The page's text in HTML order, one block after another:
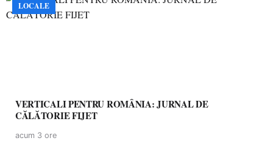
LOCALE
VERTICALI PENTRU ROMÂNIA: JURNAL DE
CĂLĂTORIE FIJET
acum 3 ore